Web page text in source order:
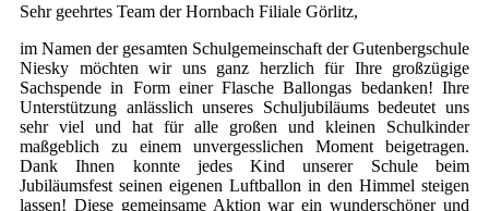
Sehr geehrtes Team der Hornbach Filiale Görlitz,
im Namen der gesamten Schulgemeinschaft der Gutenbergschule
Niesky möchten wir uns ganz herzlich für Ihre großzügige
Sachspende in Form einer Flasche Ballongas bedanken! Ihre
Unterstützung anlässlich unseres Schuljubiläums bedeutet uns
sehr viel und hat für alle großen und kleinen Schulkinder
maßgeblich zu einem unvergesslichen Moment beigetragen.
Dank Ihnen konnte jedes Kind unserer Schule beim
Jubiläumsfest seinen eigenen Luftballon in den Himmel steigen
lassen! Diese gemeinsame Aktion war ein wunderschöner und